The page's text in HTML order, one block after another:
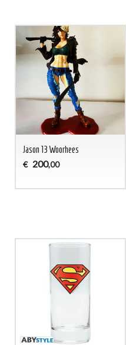
Jason 13 Woorhees
€ 200,00